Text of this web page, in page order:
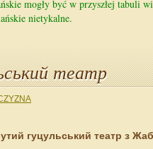
mogły być w przyszłej tabuli
nietykalne.
театр
гуцульський театр з